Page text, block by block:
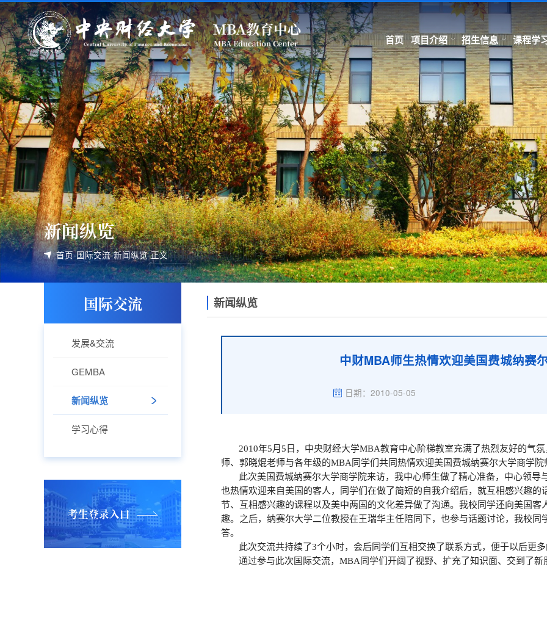
首页 项目介绍 招生信息 课程学
新闻纵览
首页-国际交流-新闻纵览-正文
国际交流
发展&交流
GEMBA
新闻纵览
学习心得
考生登录入口
新闻纵览
中财MBA师生热情欢迎美国费城纳赛
日期：2010-05-05
2010年5月 5 日 ，中央财经大学MBA教育中心阶梯教室充满了热烈友好的气
师、郭晓焜老师与各年级的MBA同学们共同热情欢迎美国费城纳赛尔大学商学院
此次美国费城纳赛尔大学商学院来访，我中心师生做了精心准备，中心领
也热情欢迎来自美国的客人，同学们在做了简短的自我介绍后，就互相感兴趣
节、互相感兴趣的课程以及美中两国的文化差异做了沟通。我校同学还向美国
趣。之后，纳赛尔大学二位教授在王瑞华主任陪同下，也参与话题讨论，我校
答。
此次交流共持续了3个小时，会后同学们互相交换了联系方式，便于以后更
通过参与此次国际交流， MBA同学们开阔了视野、扩充了知识面、交到了新